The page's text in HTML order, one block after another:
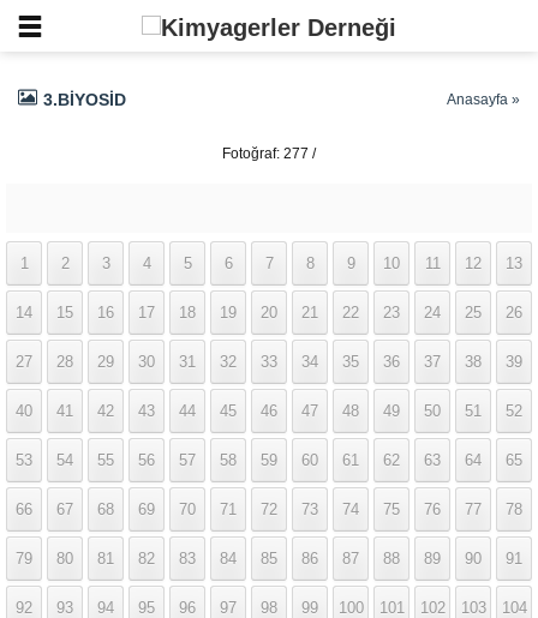
3.BIYOSID Anasayfa »
Fotoğraf: 277 /
1 2 3 4 5 6 7 8 9 10 11 12 13
14 15 16 17 18 19 20 21 22 23 24 25 26
27 28 29 30 31 32 33 34 35 36 37 38 39
40 41 42 43 44 45 46 47 48 49 50 51 52
53 54 55 56 57 58 59 60 61 62 63 64 65
66 67 68 69 70 71 72 73 74 75 76 77 78
79 80 81 82 83 84 85 86 87 88 89 90 91
92 93 94 95 96 97 98 99 100 101 102 103 104